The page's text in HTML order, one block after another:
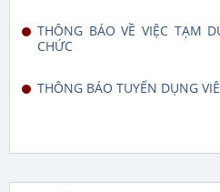
THÔNG BÁO VỀ VIỆC TẠM
CHỨC
THÔNG BÁO TUYỂN DỤNG